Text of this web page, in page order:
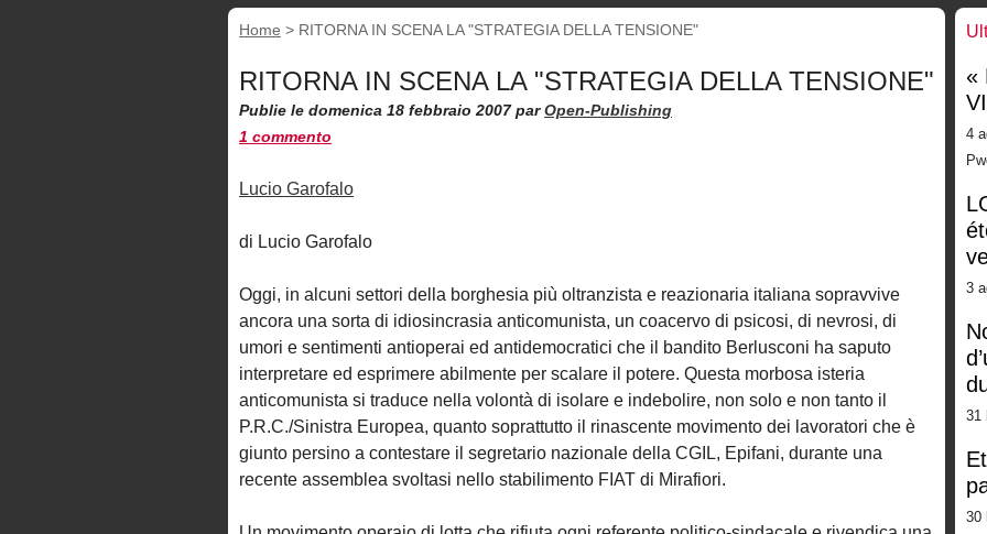
Home > RITORNA IN SCENA LA "STRATEGIA DELLA TENSIONE"
RITORNA IN SCENA LA "STRATEGIA DELLA TENSIONE"
Publie le domenica 18 febbraio 2007parOpen-Publishing
1 commento
Lucio Garofalo
di Lucio Garofalo
Oggi, in alcuni settori della borghesia più oltranzista e reazionaria italiana sopravvive
ancora una sorta di idiosincrasia anticomunista, un coacervo di psicosi, di nevrosi, di
umori e sentimenti antioperai ed antidemocratici che il bandito Berlusconi ha saputo
interpretare ed esprimere abilmente per scalare il potere. Questa morbosa isteria
anticomunista si traduce nella volontà di isolare e indebolire, non solo e non tanto il
P.R.C./Sinistra Europea, quanto soprattutto il rinascente movimento dei lavoratori che è
giunto persino a contestare il segretario nazionale della CGIL, Epifani, durante una
recente assemblea svoltasi nello stabilimento FIAT di Mirafiori.
«
4
3
31
30